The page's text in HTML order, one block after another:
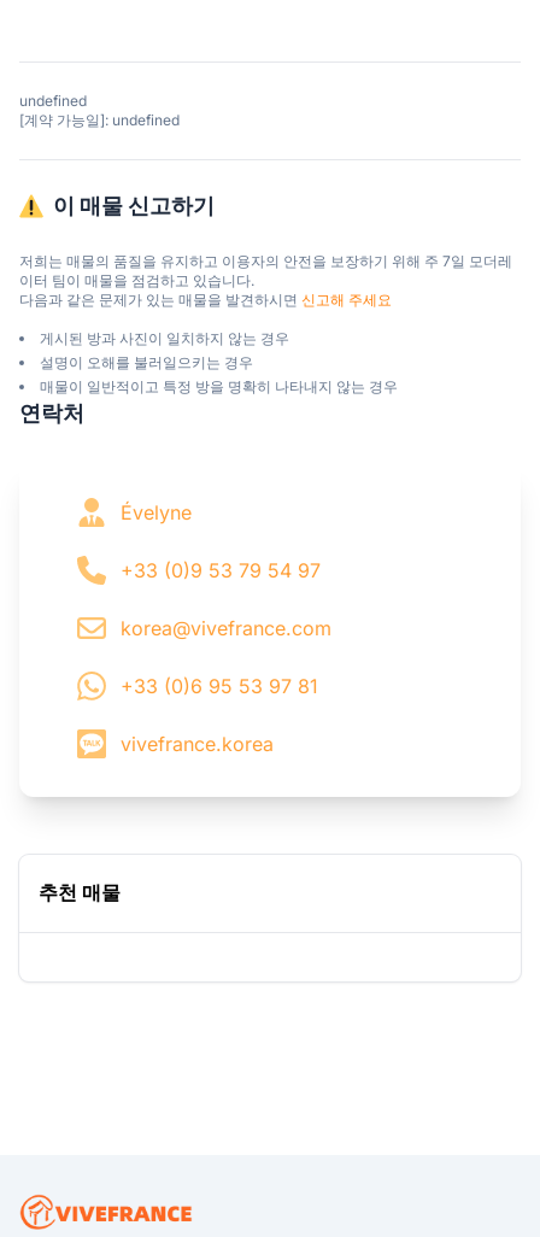
undefined
[계약 가능일]: undefined
이 매물 신고하기
저희는 매물의 품질을 유지하고 이용자의 안전을 보장하기 위해 주 7일 모더레
이터 팀이 매물을 점검하고 있습니다.
다음과 같은 문제가 있는 매물을 발견하시면 신고해 주세요
게시된 방과 사진이 일치하지 않는 경우
설명이 오해를 불러일으키는 경우
매물이 일반적이고 특정 방을 명확히 나타내지 않는 경우
연락처
Évelyne
+33 (0)9 53 79 54 97
korea@vivefrance.com
+33 (0)6 95 53 97 81
vivefrance.korea
추천 매물